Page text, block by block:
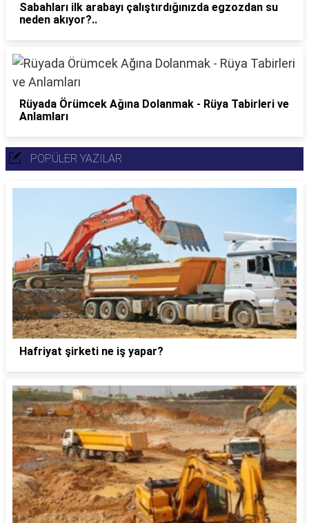
Sabahları ilk arabayı çalıştırdığınızda egzozdan su
neden akıyor?..
Rüyada Örümcek Ağına Dolanmak - Rüya Tabirleri ve
Anlamları
POPÜLER YAZILAR
Hafriyat şirketi ne iş yapar?